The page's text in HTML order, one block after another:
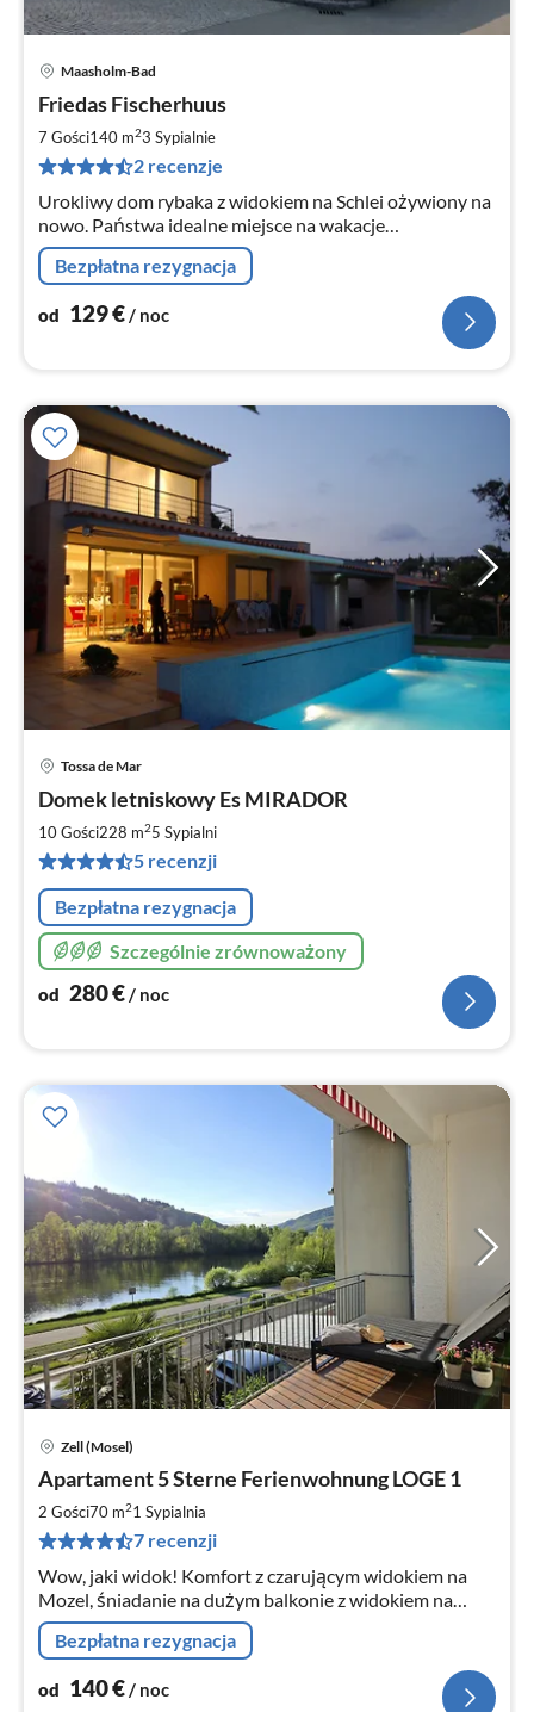
Maasholm-Bad
Friedas Fischerhuus
7 Gości140 m23 Sypialnie
2 recenzje
Urokliwy dom rybaka z widokiem na Schlei ożywiony na
nowo. Państwa idealne miejsce na wakacje
bezpośrednio nad Schlei. Odpowiedni dla rodzin, par,
małych grup podróżnych.
Bezpłatna rezygnacja
od 129€ / noc
Tossa de Mar
Domek letniskowy Es MIRADOR
10 Gości228 m25 Sypialni
5 recenzji
Bezpłatna rezygnacja
Szczególnie zrównoważony
od 280€/ noc
Zell (Mosel)
Apartament 5 Sterne Ferienwohnung LOGE 1
2 Gości70 m21 Sypialnia
7 recenzji
Wow, jaki widok! Komfort z czarującym widokiem na
Mozel, śniadanie na dużym balkonie z widokiem na
Mozel, a potem relaks na leżakach i oglądanie statków...
Bezpłatna rezygnacja
od 140€/ noc